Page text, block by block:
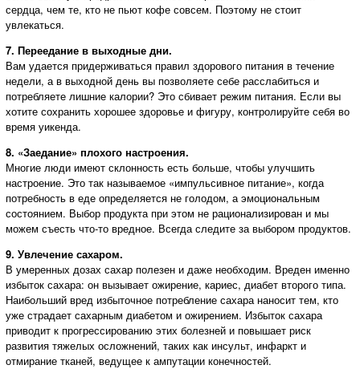
сердца, чем те, кто не пьют кофе совсем. Поэтому не стоит
увлекаться.
7. Переедание в выходные дни.
Вам удается придерживаться правил здорового питания в течение
недели, а в выходной день вы позволяете себе расслабиться и
потребляете лишние калории? Это сбивает режим питания. Если вы
хотите сохранить хорошее здоровье и фигуру, контролируйте себя во
время уикенда.
8. «Заедание» плохого настроения.
Многие люди имеют склонность есть больше, чтобы улучшить
настроение. Это так называемое «импульсивное питание», когда
потребность в еде определяется не голодом, а эмоциональным
состоянием. Выбор продукта при этом не рационализирован и мы
можем съесть что-то вредное. Всегда следите за выбором продуктов.
9. Увлечение сахаром.
В умеренных дозах сахар полезен и даже необходим. Вреден именно
избыток сахара: он вызывает ожирение, кариес, диабет второго типа.
Наибольший вред избыточное потребление сахара наносит тем, кто
уже страдает сахарным диабетом и ожирением. Избыток сахара
приводит к прогрессированию этих болезней и повышает риск
развития тяжелых осложнений, таких как инсульт, инфаркт и
отмирание тканей, ведущее к ампутации конечностей.